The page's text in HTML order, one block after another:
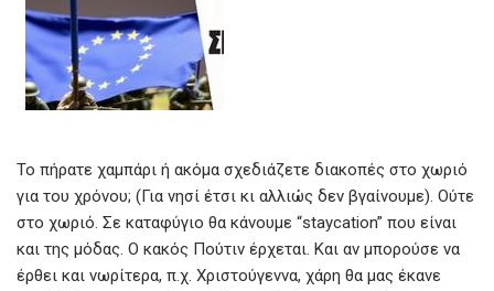
b
o
o
er
Το πήρατε χαμπάρι ή ακόμα σχεδιάζετε διακοπές στο χωριό
για του χρόνου; (Για νησί έτσι κι αλλιώς δεν βγαίνουμε). Ούτε
στο χωριό. Σε καταφύγιο θα κάνουμε “staycation” που είναι
και της μόδας. Ο κακός Πούτιν έρχεται. Και αν μπορούσε να
έρθει και νωρίτερα, π.χ. Χριστούγεννα, χάρη θα μας έκανε